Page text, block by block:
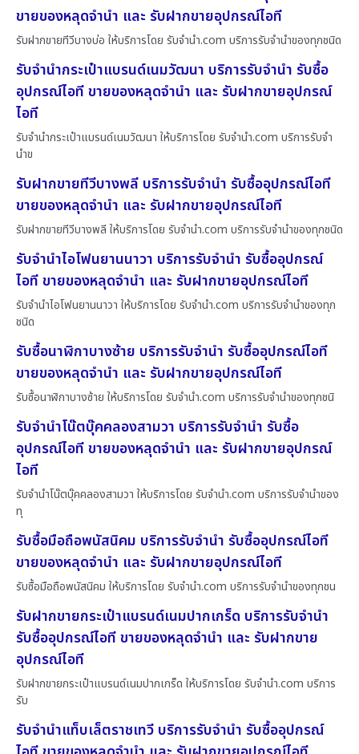
ขายของหลุดจำนำ และ รับฝากขายอุปกรณ์ไอที
รับฝากขายทีวีบางบ่อ ให้บริการโดย รับจํานํา.com บริการรับจำนำของทุกชนิด
รับจำนำกระเป๋าแบรนด์เนมวัฒนา บริการรับจำนำ รับซื้อ
อุปกรณ์ไอที ขายของหลุดจำนำ และ รับฝากขายอุปกรณ์
ไอที
รับจำนำกระเป๋าแบรนด์เนมวัฒนา ให้บริการโดย รับจํานํา.com บริการรับจำ
นำข
รับฝากขายทีวีบางพลี บริการรับจำนำ รับซื้ออุปกรณ์ไอที
ขายของหลุดจำนำ และ รับฝากขายอุปกรณ์ไอที
รับฝากขายทีวีบางพลี ให้บริการโดย รับจํานํา.com บริการรับจำนำของทุกชนิด
รับจำนำไอโฟนยานนาวา บริการรับจำนำ รับซื้ออุปกรณ์
ไอที ขายของหลุดจำนำ และ รับฝากขายอุปกรณ์ไอที
รับจำนำไอโฟนยานนาวา ให้บริการโดย รับจํานํา.com บริการรับจำนำของทุก
ชนิด
รับซื้อนาฬิกาบางซ้าย บริการรับจำนำ รับซื้ออุปกรณ์ไอที
ขายของหลุดจำนำ และ รับฝากขายอุปกรณ์ไอที
รับซื้อนาฬิกาบางซ้าย ให้บริการโดย รับจํานํา.com บริการรับจำนำของทุกชนิ
รับจำนำโน๊ตบุ๊คคลองสามวา บริการรับจำนำ รับซื้อ
อุปกรณ์ไอที ขายของหลุดจำนำ และ รับฝากขายอุปกรณ์
ไอที
รับจำนำโน๊ตบุ๊คคลองสามวา ให้บริการโดย รับจํานํา.com บริการรับจำนำของ
ทุ
รับซื้อมือถือพนัสนิคม บริการรับจำนำ รับซื้ออุปกรณ์ไอที
ขายของหลุดจำนำ และ รับฝากขายอุปกรณ์ไอที
รับซื้อมือถือพนัสนิคม ให้บริการโดย รับจํานํา.com บริการรับจำนำของทุกชน
รับฝากขายกระเป๋าแบรนด์เนมปากเกร็ด บริการรับจำนำ
รับซื้ออุปกรณ์ไอที ขายของหลุดจำนำ และ รับฝากขาย
อุปกรณ์ไอที
รับฝากขายกระเป๋าแบรนด์เนมปากเกร็ด ให้บริการโดย รับจํานํา.com บริการ
รับ
รับจำนำแท็บเล็ตราชเทวี บริการรับจำนำ รับซื้ออุปกรณ์